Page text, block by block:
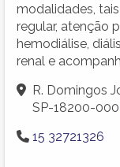
modalidades,
regular, atenção
hemodiálise,
renal e
R. Domingos
SP-18200-000
15 32721326